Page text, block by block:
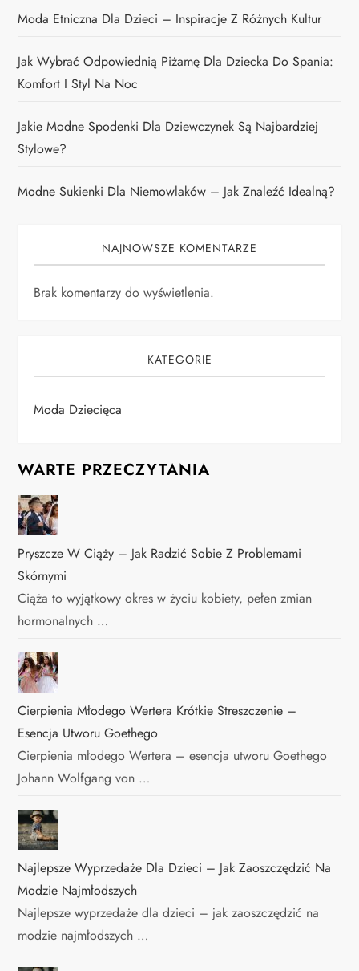
Moda Etniczna Dla Dzieci – Inspiracje Z Różnych Kultur
Jak Wybrać Odpowiednią Piżamę Dla Dziecka Do Spania:
Komfort I Styl Na Noc
Jakie Modne Spodenki Dla Dziewczynek Są Najbardziej
Stylowe?
Modne Sukienki Dla Niemowlaków – Jak Znaleźć Idealną?
NAJNOWSZE KOMENTARZE
Brak komentarzy do wyświetlenia.
KATEGORIE
Moda Dziecięca
WARTE PRZECZYTANIA
Pryszcze W Ciąży – Jak Radzić Sobie Z Problemami
Skórnymi
Ciąża to wyjątkowy okres w życiu kobiety, pełen zmian
hormonalnych …
Cierpienia Młodego Wertera Krótkie Streszczenie –
Esencja Utworu Goethego
Cierpienia młodego Wertera – esencja utworu Goethego
Johann Wolfgang von …
Najlepsze Wyprzedaże Dla Dzieci – Jak Zaoszczędzić Na
Modzie Najmłodszych
Najlepsze wyprzedaże dla dzieci – jak zaoszczędzić na
modzie najmłodszych …